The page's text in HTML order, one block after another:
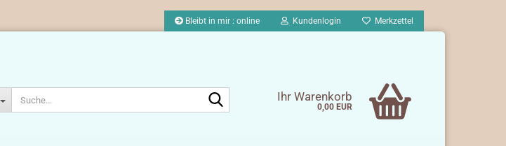
Bleibt in mir : online Kundenlogin Merkzettel
Ihr Warenkorb
0,00 EUR